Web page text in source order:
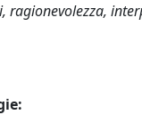
ragionevolezza,